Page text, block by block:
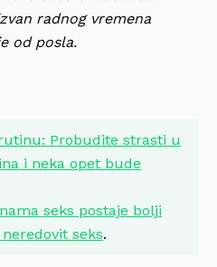
radnog vremena
od posla.
Probudite strasti u
i neka opet bude
seks postaje bolji
seks.